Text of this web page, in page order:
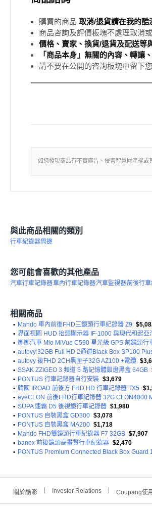
購買的商品 取消/退貨請在我的酷
商品咨詢及評價板塊不處理取消
價格、賣家、換貨/退貨及配送等
「商品本身」無關的內容、轉讓
請不要在公開的咨詢板塊中留下
如您發現商品有不實廣告、侵害智慧財產權或
與此商品相關的類別
行車紀錄器周邊
您可能會喜歡的其他產品
汽車行車記錄器車內行車記錄器汽車監視器前後行
相關商品
• Mando 車內前後FHD三鏡頭行車紀錄器 Z9
• 界面視圖 HUD 抬頭顯示器 IF-1000 與現代和起亞
• 娜娜汽車 Mio MiVue C590 星光級 GPS 前鏡頭行
• autovy 32GB Full HD 2通道Black Box SP100
• autovy 後FHD 2CH黑匣子32G AZ100 +電纜
• SSAK ZZIGEO 3 頻道 5 路記憶體鎖燈黑盒 64GB
• PONTUS 行車記錄器自行安裝 $3,679
• 韓國 IROAD 前後方 FHD HD 行車記錄器 TX5
• eyeCLON 前後FHD行車紀錄器 32G CLON4000
• SUPA 速霸 D5 後視鏡行車記錄器 $1,980
• PONTUS 自裝黑盒 GD300 $3,078
• PONTUS 自裝黑盒 MA200 $1,718
• Mando FHD雙鏡頭行車紀錄器 F7 32GB $7,907
• banex 前後鏡頭高畫質行車紀錄器 $2,470
• PONTUS Premium Connected Black Box Guard
關於酷澎 Investor Relations Coupang使